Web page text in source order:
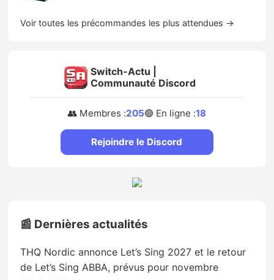
Voir toutes les précommandes les plus attendues →
Switch-Actu |
Communauté Discord
👥 Membres :205🟢 En ligne :18
Rejoindre le Discord
📰 Dernières actualités
THQ Nordic annonce Let’s Sing 2027 et le retour
de Let’s Sing ABBA, prévus pour novembre